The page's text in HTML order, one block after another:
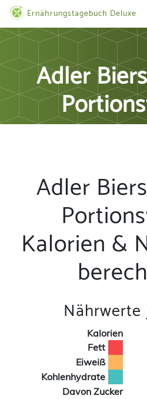
Ernährungstagebuch Deluxe
Adler
Adler
Kalorien &
Nährwerte
Kalorien
Fett
Eiweiß
Kohlenhydrate
Davon Zucker